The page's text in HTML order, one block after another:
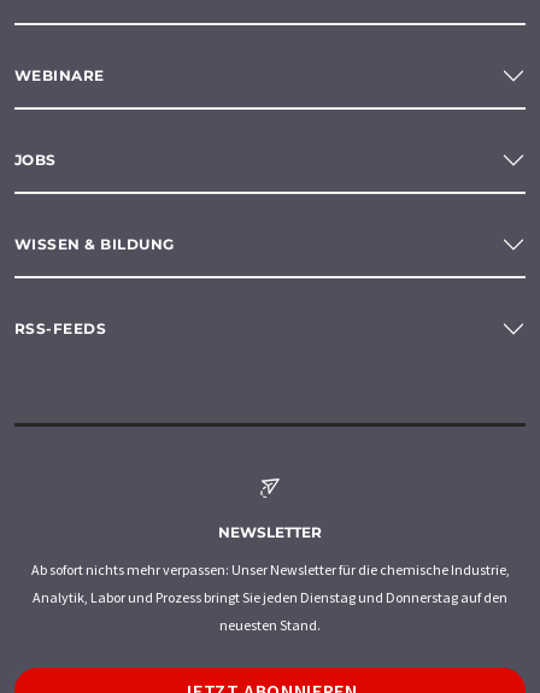
WEBINARE
JOBS
WISSEN & BILDUNG
RSS-FEEDS
NEWSLETTER
Ab sofort nichts mehr verpassen: Unser Newsletter für die chemische Industrie,
Analytik, Labor und Prozess bringt Sie jeden Dienstag und Donnerstag auf den
neuesten Stand.